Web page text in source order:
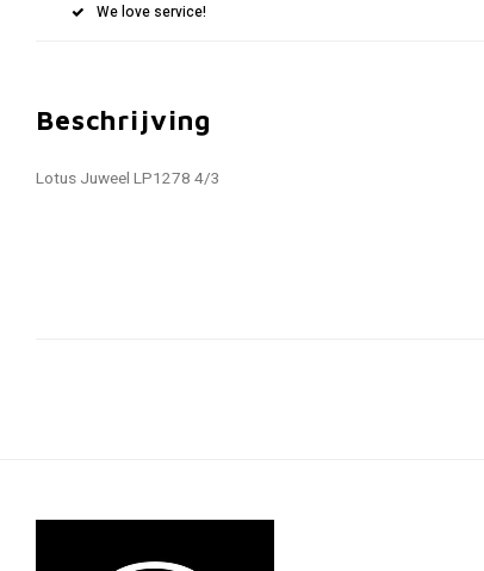
We love service!
Beschrijving
Lotus Juweel LP1278 4/3